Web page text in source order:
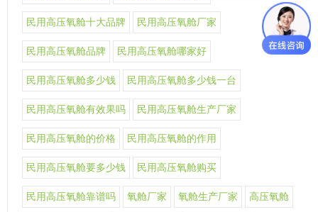
民用高压氧舱十大品牌 民用高压氧舱厂家
民用高压氧舱品牌 民用高压氧舱哪家好
民用高压氧舱多少钱 民用高压氧舱多少钱一台
民用高压氧舱有效果吗 民用高压氧舱生产厂家
民用高压氧舱的价格 民用高压氧舱的作用
民用高压氧舱要多少钱 民用高压氧舱购买
民用高压氧舱靠谱吗 氧舱厂家 氧舱生产厂家 高压氧舱